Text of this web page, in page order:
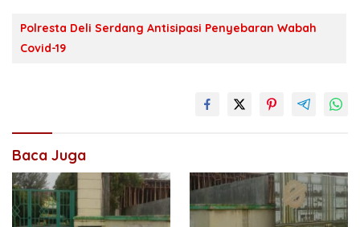
Polresta Deli Serdang Antisipasi Penyebaran Wabah
Covid-19
Baca Juga